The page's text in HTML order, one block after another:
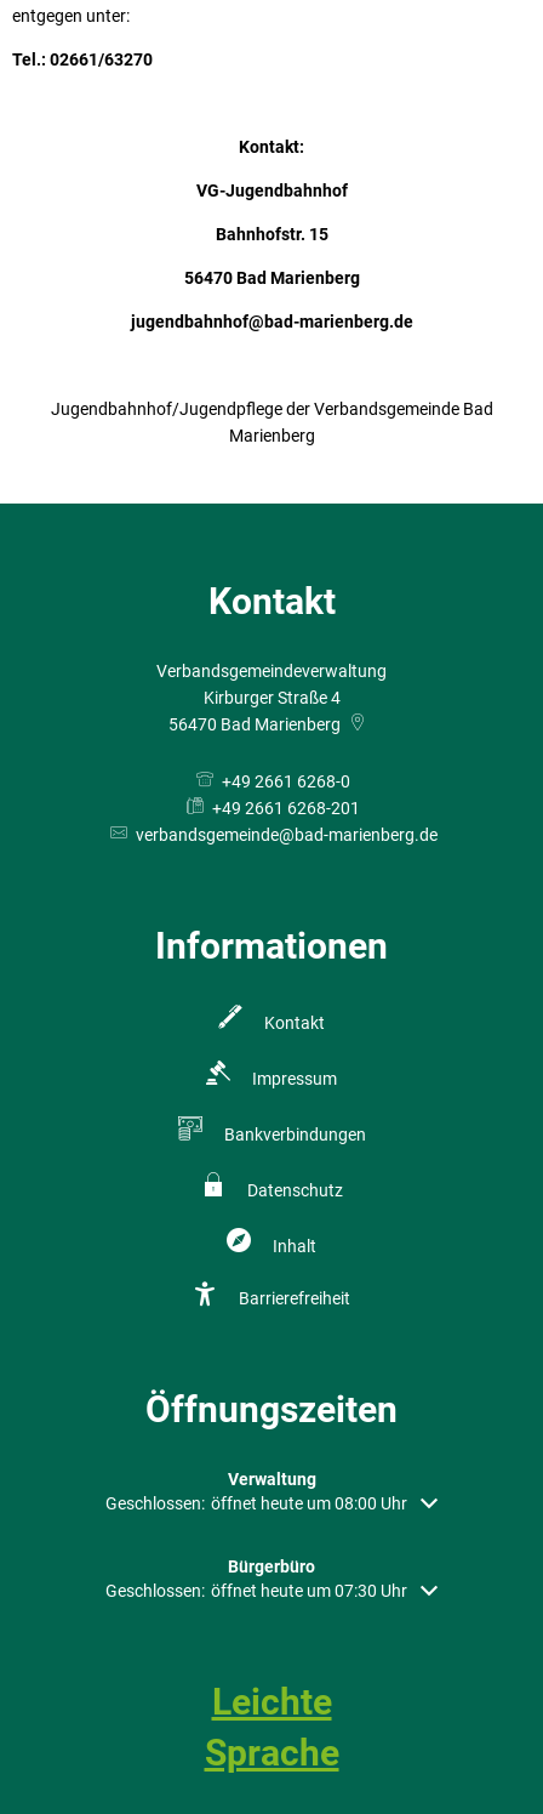
entgegen unter:
Tel.: 02661/63270
Kontakt:
VG-Jugendbahnhof
Bahnhofstr. 15
56470 Bad Marienberg
jugendbahnhof@bad-marienberg.de
Jugendbahnhof/Jugendpflege der Verbandsgemeinde Bad
Marienberg
Kontakt
Verbandsgemeindeverwaltung
Kirburger Straße 4
56470 Bad Marienberg
+49 2661 6268-0
+49 2661 6268-201
verbandsgemeinde@bad-marienberg.de
Informationen
Kontakt
Impressum
Bankverbindungen
Datenschutz
Inhalt
Barrierefreiheit
Öffnungszeiten
Verwaltung
Klicken, um weitere Öffnungs- oder Schließzeiten
Geschlossen: öffnet heute um 08:00 Uhr
Bürgerbüro
Klicken, um weitere Öffnungs- oder Schließzeiten
Geschlossen: öffnet heute um 07:30 Uhr
Leichte
Sprache